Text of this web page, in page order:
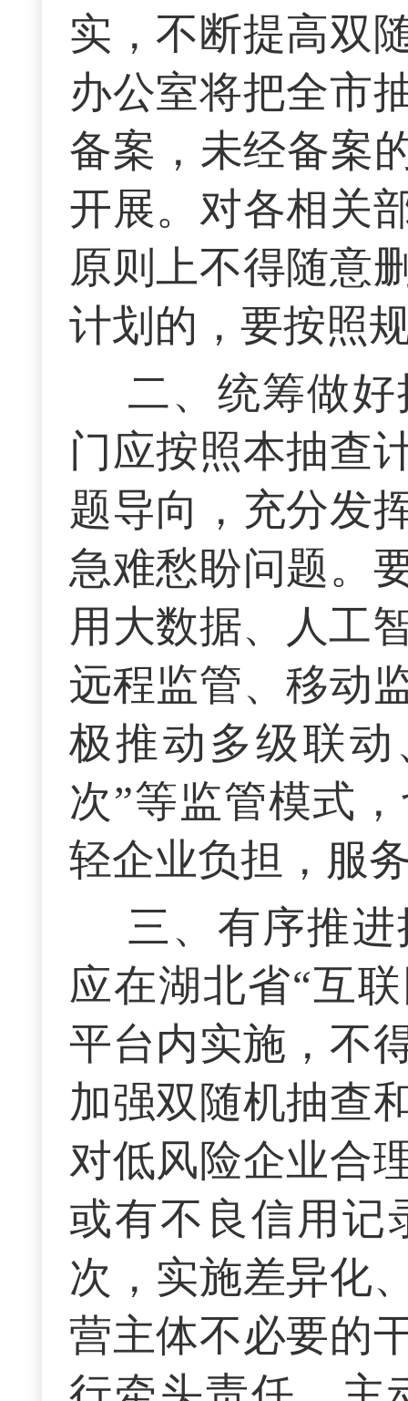
实，不断提高双
办公室将把全市
备案，未经备案
开展。对各相关
原则上不得随意
计划的，要按照
二、统筹做
门应按照本抽查
题导向，充分发
急难愁盼问题。
用大数据、人工
远程监管、移动
极推动多级联
次”等监管模式
轻企业负担，服
三、有序推
应在湖北省“互
平台内实施，不
加强双随机抽查
对低风险企业合
或有不良信用记
次，实施差异化
营主体不必要的